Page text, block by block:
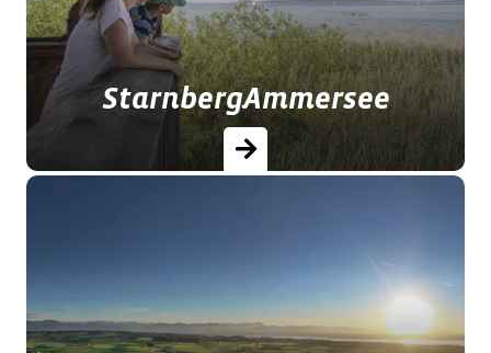
schätzen.
StarnbergAmmersee
Traditionelle Bauerndörfer, prächtige
Residenzen und über 100 Kilometer
Seeufer ziehen Sommerfrischler an.